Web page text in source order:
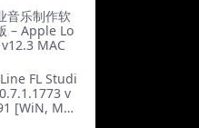
音乐制作软
– Apple Lo
MAC
FL Studi
v
[WiN, Mac